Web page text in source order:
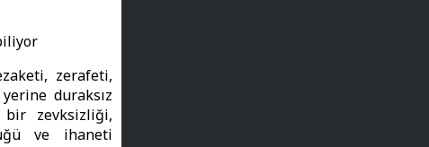
zerafeti,
duraksız
bir zevksizliği,
ve ihaneti